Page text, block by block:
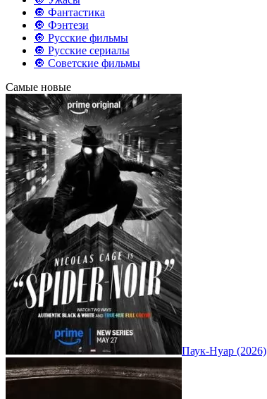
🔘 Фантастика
🔘 Фэнтези
🔘 Русские фильмы
🔘 Русские сериалы
🔘 Советские фильмы
Самые новые
Паук-Нуар (2026)